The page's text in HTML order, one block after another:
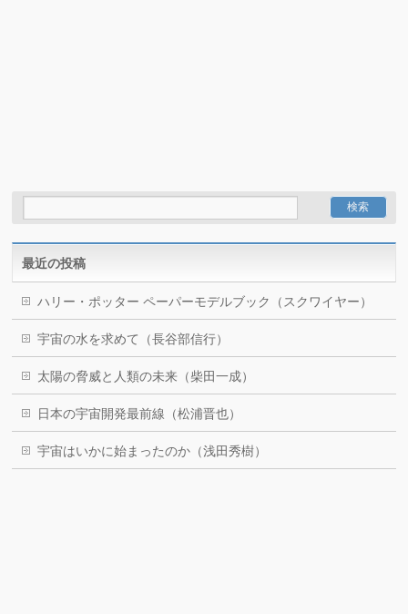
最近の投稿
ハリー・ポッター ペーパーモデルブック（スクワイヤー）
宇宙の水を求めて（長谷部信行）
太陽の脅威と人類の未来（柴田一成）
日本の宇宙開発最前線（松浦晋也）
宇宙はいかに始まったのか（浅田秀樹）